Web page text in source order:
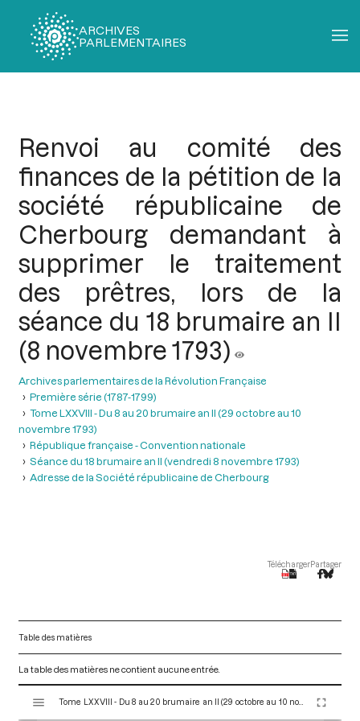
ARCHIVES
PARLEMENTAIRES
Renvoi au comité des
finances de la pétition de la
société républicaine de
Cherbourg demandant à
supprimer le traitement
des prêtres, lors de la
séance du 18 brumaire an II
(8 novembre 1793)
Archives parlementaires de la Révolution Française
Première série (1787-1799)
Tome LXXVIII - Du 8 au 20 brumaire an II (29 octobre au 10
novembre 1793)
République française - Convention nationale
Séance du 18 brumaire an II (vendredi 8 novembre 1793)
Adresse de la Société républicaine de Cherbourg
TéléchargerPartager
Table des matières
La table des matières ne contient aucune entrée.